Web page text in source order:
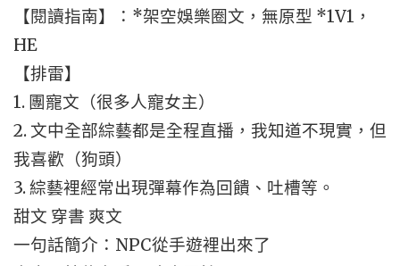
【閱讀指南】：*架空娛樂圈文，無原型 *1V1，
HE
【排雷】
1. 團寵文（很多人寵女主）
2. 文中全部綜藝都是全程直播，我知道不現實，但
我喜歡（狗頭）
3. 綜藝裡經常出現彈幕作為回饋、吐槽等。
甜文 穿書 爽文
一句話簡介：NPC從手遊裡出來了